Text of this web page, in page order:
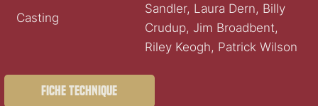
Casting
Sandler, Laura Dern, Billy
Crudup, Jim Broadbent,
Riley Keogh, Patrick Wilson
Fiche technique